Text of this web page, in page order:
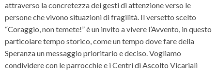
attraverso la concretezza dei gesti di attenzione verso le
persone che vivono situazioni di fragilità. Il versetto scelto
“Coraggio, non temete!” è un invito a vivere l’Avvento, in questo
particolare tempo storico, come un tempo dove fare della
Speranza un messaggio prioritario e deciso. Vogliamo
condividere con le parrocchie e i Centri di Ascolto Vicariali